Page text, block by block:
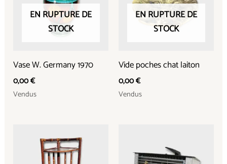
EN RUPTURE DE
STOCK
Vase W. Germany 1970
0,00€
Vendus
EN RUPTURE DE
STOCK
Vide poches chat laiton
0,00€
Vendus